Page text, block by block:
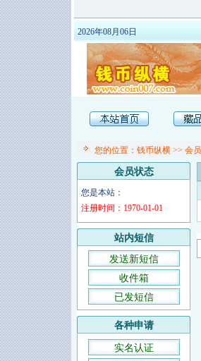
2026年08月06日
您的位置： 钱币纵横 >> 会
会员状态
您是本站：
注册时间：1970-01-01
站内短信
发送新短信
收件箱
已发短信
各种申请
实名认证